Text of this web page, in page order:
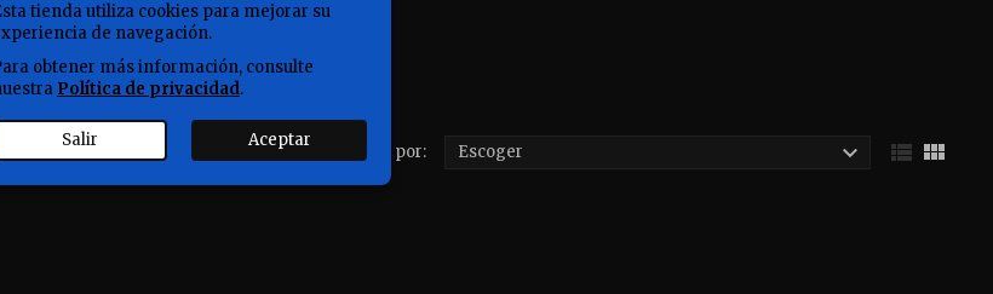
Ordenar por: Escoger   
tienda utiliza cookies para mejorar su
de navegación.
obtener más información, consulte
Política de privacidad.
Salir Aceptar